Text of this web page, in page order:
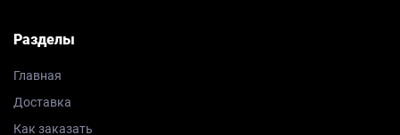
Разделы
Главная
Доставка
Как заказать